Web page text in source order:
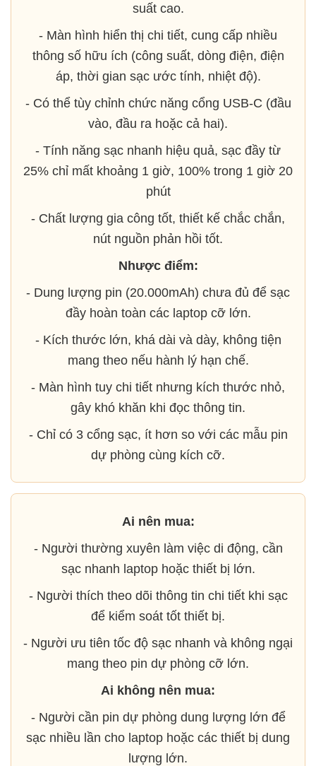
suất cao.
- Màn hình hiển thị chi tiết, cung cấp nhiều
thông số hữu ích (công suất, dòng điện, điện
áp, thời gian sạc ước tính, nhiệt độ).
- Có thể tùy chỉnh chức năng cổng USB-C (đầu
vào, đầu ra hoặc cả hai).
- Tính năng sạc nhanh hiệu quả, sạc đầy từ
25% chỉ mất khoảng 1 giờ, 100% trong 1 giờ 20
phút
- Chất lượng gia công tốt, thiết kế chắc chắn,
nút nguồn phản hồi tốt.
Nhược điểm:
- Dung lượng pin (20.000mAh) chưa đủ để sạc
đầy hoàn toàn các laptop cỡ lớn.
- Kích thước lớn, khá dài và dày, không tiện
mang theo nếu hành lý hạn chế.
- Màn hình tuy chi tiết nhưng kích thước nhỏ,
gây khó khăn khi đọc thông tin.
- Chỉ có 3 cổng sạc, ít hơn so với các mẫu pin
dự phòng cùng kích cỡ.
Ai nên mua:
- Người thường xuyên làm việc di động, cần
sạc nhanh laptop hoặc thiết bị lớn.
- Người thích theo dõi thông tin chi tiết khi sạc
để kiểm soát tốt thiết bị.
- Người ưu tiên tốc độ sạc nhanh và không ngại
mang theo pin dự phòng cỡ lớn.
Ai không nên mua:
- Người cần pin dự phòng dung lượng lớn để
sạc nhiều lần cho laptop hoặc các thiết bị dung
lượng lớn.